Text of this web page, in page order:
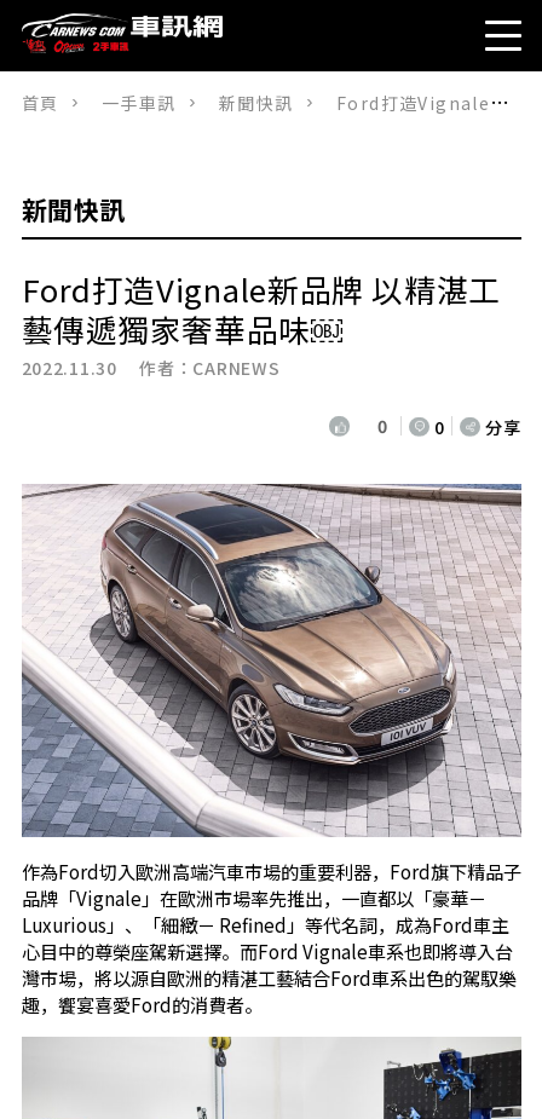
首頁 一手車訊 新聞快訊 Ford打造Vignale新品牌 以精湛工藝傳遞獨家奢華品味￼
新聞快訊
Ford打造Vignale新品牌 以精湛工
藝傳遞獨家奢華品味￼
2022.11.30 作者： CARNEWS
0 0 分享
作為Ford切入歐洲高端汽車市場的重要利器，Ford旗下精品子
品牌「Vignale」在歐洲市場率先推出，一直都以「豪華－
Luxurious」、「細緻－ Refined」等代名詞，成為Ford車主
心目中的尊榮座駕新選擇。而Ford Vignale車系也即將導入台
灣市場，將以源自歐洲的精湛工藝結合Ford車系出色的駕馭樂
趣，饗宴喜愛Ford的消費者。